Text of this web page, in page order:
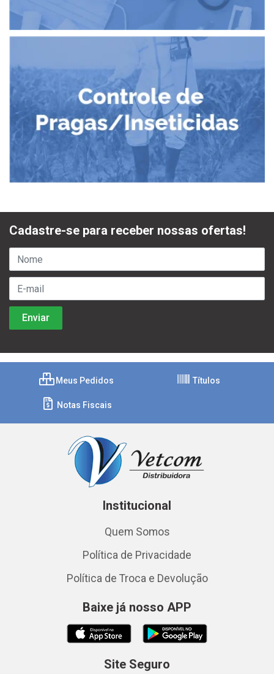
Cadastre-se para receber nossas ofertas!
Meus Pedidos Títulos
Notas Fiscais
Institucional
Quem Somos
Política de Privacidade
Política de Troca e Devolução
Baixe já nosso APP
Site Seguro